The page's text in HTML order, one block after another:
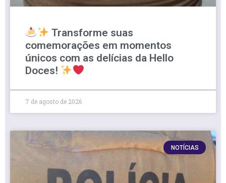
Transforme suas
comemorações em momentos
únicos com as delícias da Hello
Doces!
7 de agosto de 2026
NOTÍCIAS